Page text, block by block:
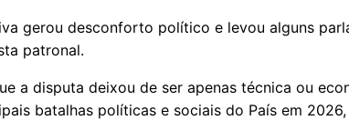
gerou desconforto político e levou alguns
patronal.
a disputa deixou de ser apenas técnica ou
batalhas políticas e sociais do País em